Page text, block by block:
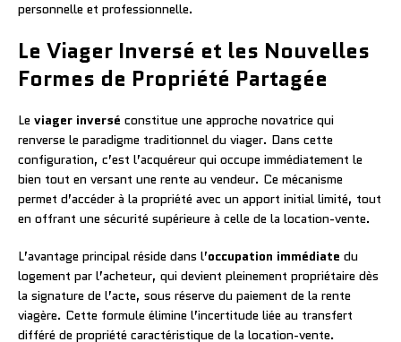
personnelle et professionnelle.
Le Viager Inversé et les Nouvelles
Formes de Propriété Partagée
Le viager inversé constitue une approche novatrice qui
renverse le paradigme traditionnel du viager. Dans cette
configuration, c’est l’acquéreur qui occupe immédiatement le
bien tout en versant une rente au vendeur. Ce mécanisme
permet d’accéder à la propriété avec un apport initial limité, tout
en offrant une sécurité supérieure à celle de la location-vente.
L’avantage principal réside dans l’occupation immédiate du
logement par l’acheteur, qui devient pleinement propriétaire dès
la signature de l’acte, sous réserve du paiement de la rente
viagère. Cette formule élimine l’incertitude liée au transfert
différé de propriété caractéristique de la location-vente.